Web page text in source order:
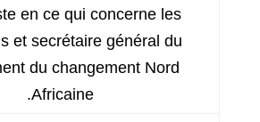
en ce qui concerne les
et secrétaire général du
du changement Nord
Africaine.